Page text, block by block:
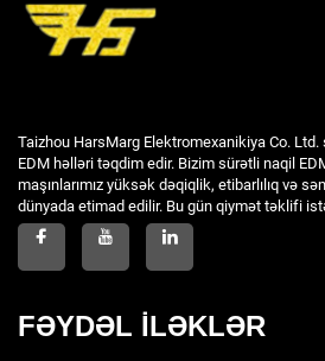
Taizhou HarsMarg Elektromexanikiya Co.
EDM həlləri təqdim edir. Bizim sürətli naqil
maşınlarımız yüksək dəqiqlik, etibarlılıq və
dünyada etimad edilir. Bu gün qiymət təklifi
FƏYDƏL İLƏKLƏR